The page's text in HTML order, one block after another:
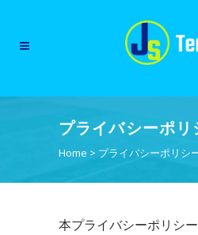
プライバシーポリ
Home > プライバシーポリシ
本プライバシーポリシー